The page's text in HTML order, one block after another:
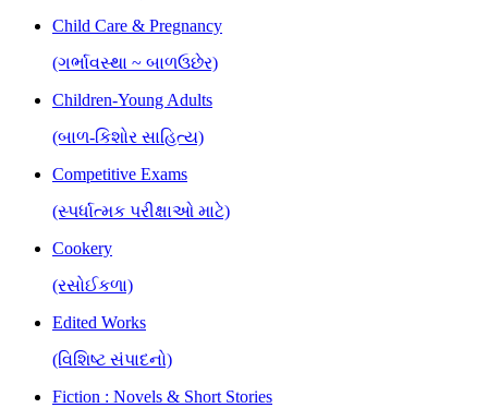
Child Care & Pregnancy
(ગર્ભાવસ્થા ~ બાળઉછેર)
Children-Young Adults
(બાળ-કિશોર સાહિત્ય)
Competitive Exams
(સ્પર્ધાત્મક પરીક્ષાઓ માટે)
Cookery
(રસોઈકળા)
Edited Works
(વિશિષ્ટ સંપાદનો)
Fiction : Novels & Short Stories